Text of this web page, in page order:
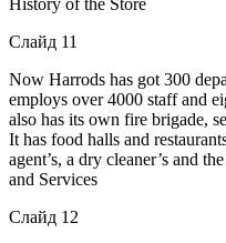
Слайд 11
Now Harrods has got 300
employs over 4000 staff and
also has its own fire brigade,
It has food halls and
agent’s, a dry cleaner’s and
and Services
Слайд 12